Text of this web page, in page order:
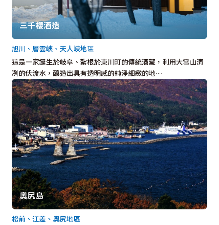
三千櫻酒造
這是一家誕生於岐阜、紮根於東川町的傳統酒藏，利用大雪山清
冽的伏流水，釀造出具有透明感的純淨細緻的地…
旭川、層雲峽、天人峽地區
奧尻島
松前、江差、奧尻地區